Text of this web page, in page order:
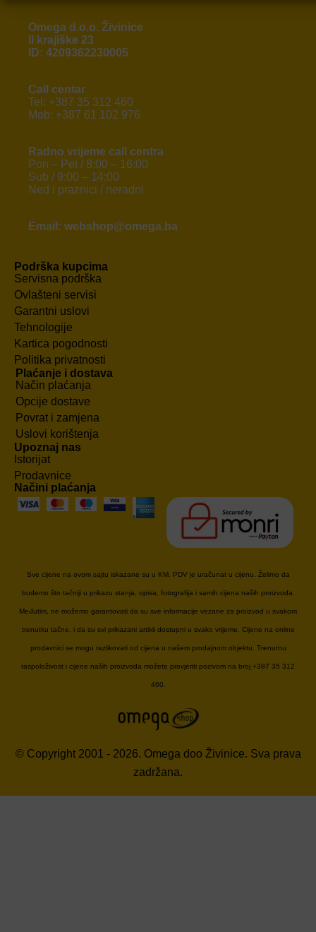
Omega d.o.o. Živinice
II krajiške 23
ID: 4209362230005
Call centar
Tel: +387 35 312 460
Mob: +387 61 102 976
Radno vrijeme call centra
Pon – Pet / 8:00 – 16:00
Sub / 9:00 – 14:00
Ned i praznici / neradni
Email: webshop@omega.ba
Podrška kupcima
Servisna podrška
Ovlašteni servisi
Garantni uslovi
Tehnologije
Kartica pogodnosti
Politika privatnosti
Plaćanje i dostava
Način plaćanja
Opcije dostave
Povrat i zamjena
Uslovi korištenja
Upoznaj nas
Istorijat
Prodavnice
Načini plaćanja
Sve cijene na ovom sajtu iskazane su u KM. PDV je uračunat u cijenu. Želimo da
budemo što tačniji u prikazu stanja, opisa, fotografija i samih cijena naših proizvoda.
Međutim, ne možemo garantovati da su sve informacije vezane za proizvod u svakom
trenutku tačne, i da su svi prikazani artikli dostupni u svako vrijeme. Cijene na online
prodavnici se mogu razlikovati od cijena u našem prodajnom objektu. Trenutnu
raspoloživost i cijene naših proizvoda možete provjeriti pozivom na broj +387 35 312
460.
© Copyright 2001 - 2026. Omega doo Živinice. Sva prava
zadržana.